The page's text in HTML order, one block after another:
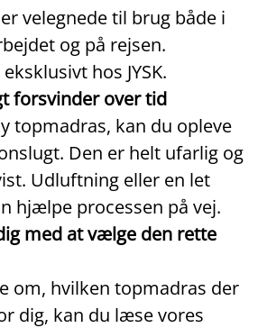
velegnede til brug både i
og på rejsen.
hos JYSK.
forsvinder over tid
topmadras, kan du opleve
Den er helt ufarlig og
Udluftning eller en let
hjælpe processen på vej.
med at vælge den rette
om, hvilken topmadras der
dig, kan du læse vores